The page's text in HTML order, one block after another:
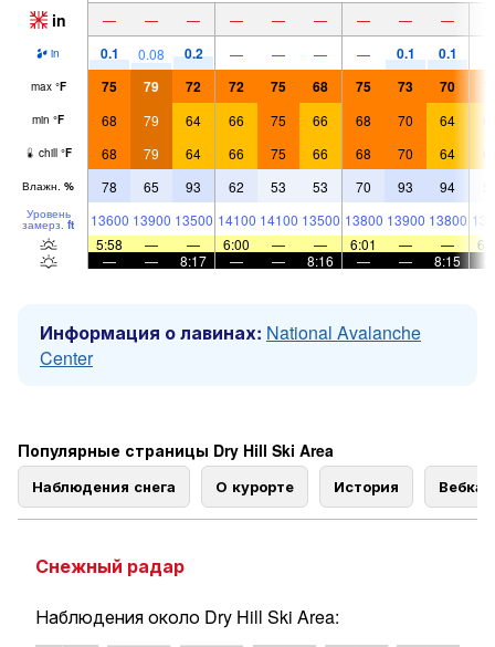
in — — — — — — — — —
in 0.1 0.08 0.2 — — — — 0.1 0.1
max °F 75 79 72 72 75 68 75 73 70
min °F 68 79 64 66 75 66 68 70 64
chill °F 68 79 64 66 75 66 68 70 64
Влажн. % 78 65 93 62 53 53 70 93 94
Уровень
замерз. ft 13600 13900 13500 14100 14100 13500 13800 13900 13800
5:58
— — 6:00 — — 6:01 — —
—
— 8:17 — — 8:16 — — 8:15
Информация о лавинах: National Avalanche
Center
Популярные страницы Dry Hill Ski Area
Наблюдения снега О курорте История
Снежный радар
Наблюдения около Dry Hill Ski Area: